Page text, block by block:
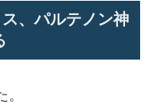
、パルテノン神